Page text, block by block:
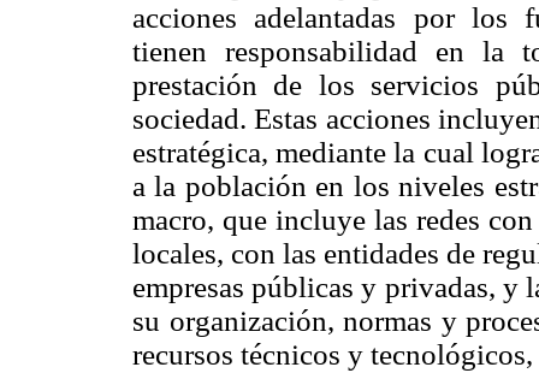
acciones adelantadas por los
tienen responsabilidad en la
prestación de los servicios
sociedad. Estas acciones
estratégica, mediante la cual
a la población en los niveles
macro, que incluye las redes
locales, con las entidades de
empresas públicas y privadas, y
su organización, normas y
recursos técnicos y